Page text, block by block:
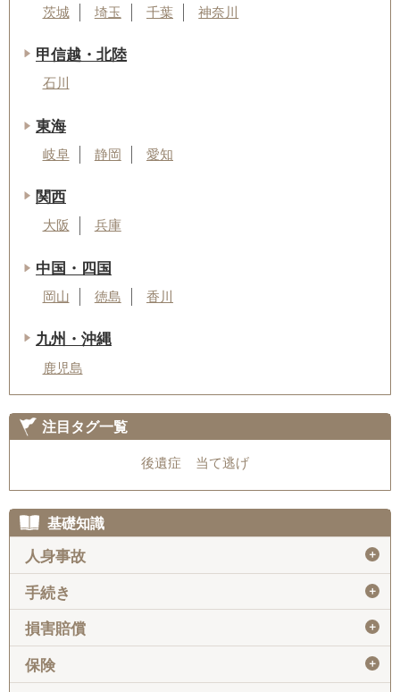
茨城 埼玉 千葉 神奈川
甲信越・北陸
石川
東海
岐阜 静岡 愛知
関西
大阪 兵庫
中国・四国
岡山 徳島 香川
九州・沖縄
鹿児島
注目タグ一覧
後遺症 当て逃げ
基礎知識
人身事故 ＋
手続き ＋
損害賠償 ＋
保険 ＋